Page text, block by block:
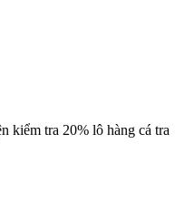
kiểm tra 20% lô hàng cá tra